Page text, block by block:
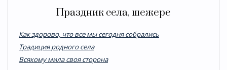
Праздник села, шежере
Как здорово, что все мы сегодня собрались
Традиция родного села
Всякому мила своя сторона